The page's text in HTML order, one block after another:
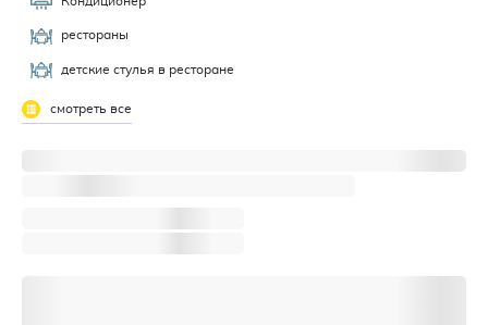
рестораны
детские стулья в ресторане
смотреть все